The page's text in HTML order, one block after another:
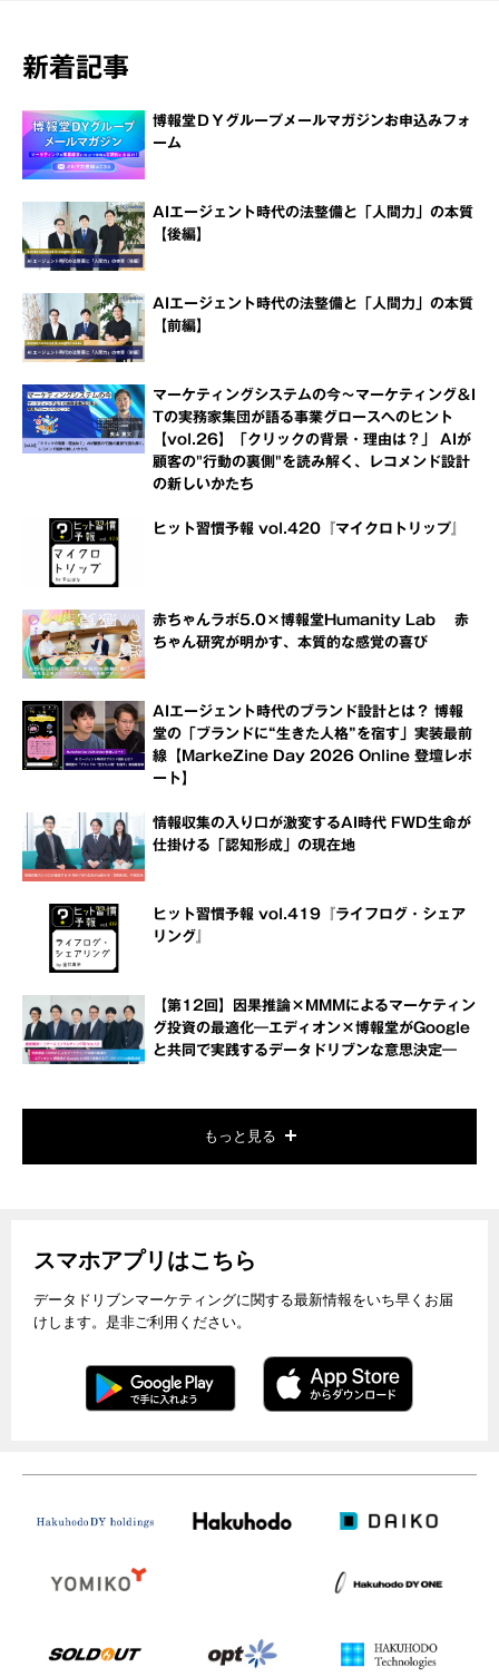
新着記事
博報堂ＤＹグループメールマガジンお申込みフォ
ーム
AIエージェント時代の法整備と「人間力」の本質
【後編】
AIエージェント時代の法整備と「人間力」の本質
【前編】
マーケティングシステムの今～マーケティング＆I
Tの実務家集団が語る事業グロースへのヒント
【vol.26】「クリックの背景・理由は？」 AIが
顧客の"行動の裏側"を読み解く、レコメンド設計
の新しいかたち
ヒット習慣予報 vol.420『マイクロトリップ』
赤ちゃんラボ5.0×博報堂Humanity Lab 赤
ちゃん研究が明かす、本質的な感覚の喜び
AIエージェント時代のブランド設計とは？ 博報
堂の「ブランドに“生きた人格”を宿す」実装最前
線【MarkeZine Day 2026 Online 登壇レポ
ート】
情報収集の入り口が激変するAI時代 FWD生命が
仕掛ける「認知形成」の現在地
ヒット習慣予報 vol.419『ライフログ・シェア
リング』
【第12回】因果推論×MMMによるマーケティン
グ投資の最適化―エディオン×博報堂がGoogle
と共同で実践するデータドリブンな意思決定―
もっと見る
スマホアプリはこちら
データドリブンマーケティングに関する最新情報をいち早くお届
けします。是非ご利用ください。